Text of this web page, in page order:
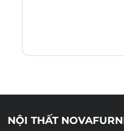
NỘI THẤT